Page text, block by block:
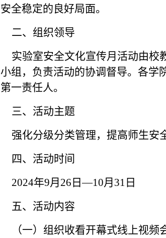
全稳定的良好局面。
二、组织领导
实验室安全文化宣传月活动由校
组 ， 负责活动的协调督导。 各学
一责任人。
三、活动主题
强化分级分类管理，提高师生安
四、活动时间
2024年9月 26 日—10月31日
五、活动内容
（一）组织收看开幕式线上视频